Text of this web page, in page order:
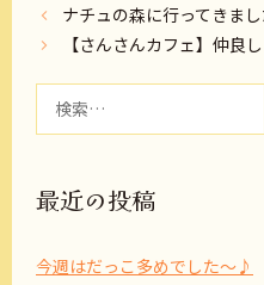
ナチュの森に行ってきま
【さんさんカフェ】仲良
最近の投稿
今週はだっこ多めでした～♪